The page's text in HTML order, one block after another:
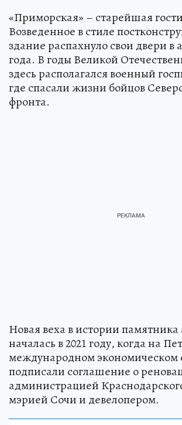
«Приморская» – старейшая
Возведенное в стиле
здание распахнуло свои двери в
года. В годы Великой
здесь располагался военный
где спасали жизни бойцов
фронта.
Новая веха в истории
началась в 2021 году, когда на
международном экономическом
подписали соглашение о
администрацией
мэрией Сочи и девелопером.